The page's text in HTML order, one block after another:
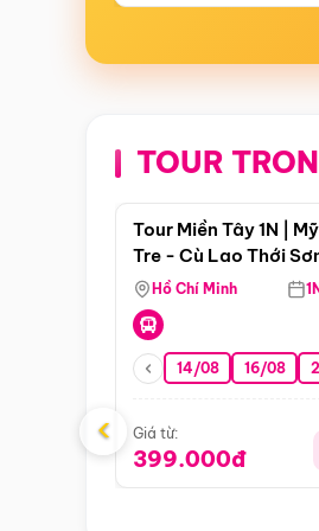
TOUR
Tour Miền Tây 1N |
Tre - Cù Lao Thới
Hồ Chí Minh
14/08 16/08
Giá từ:
399.000đ
‹